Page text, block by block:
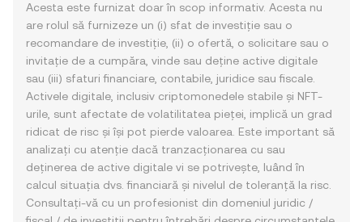
Acesta este furnizat doar în scop informativ. Acesta nu
are rolul să furnizeze un (i) sfat de investiție sau o
recomandare de investiție, (ii) o ofertă, o solicitare sau o
invitație de a cumpăra, vinde sau deține active digitale
sau (iii) sfaturi financiare, contabile, juridice sau fiscale.
Activele digitale, inclusiv criptomonedele stabile și NFT-
urile, sunt afectate de volatilitatea pieței, implică un grad
ridicat de risc și își pot pierde valoarea. Este important să
analizați cu atenție dacă tranzacționarea cu sau
deținerea de active digitale vi se potrivește, luând în
calcul situația dvs. financiară și nivelul de toleranță la risc.
Consultați-vă cu un profesionist din domeniul juridic /